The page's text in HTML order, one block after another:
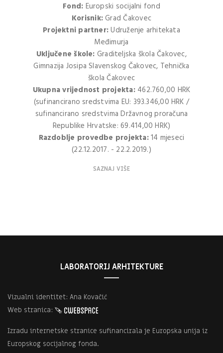
Fond: Europski socijalni fond
Korisnik:Grad Čakovec
Projektni partner:Udruženje arhitekata
Međimurja
Uključene škole: Graditeljska škola Čakovec,
Gimnazija Josipa Slavenskog Čakovec, Tehnička
škola Čakovec
Ukupna vrijednost projekta:462.760,00 HRK
(sufinancirano sredstvima EU: 393.346,00 HRK /
sufinancirano sredstvima Državnog proračuna
Republike Hrvatske: 69.414,00 HRK)
Razdoblje provedbe projekta:14 mjeseci
(22.12.2017. - 22.2.2019.)
SAZNAJ VIŠE
LABORATORIJ ARHITEKTURE
Vizualni identitet: Ana Kovačić
Web stranica:
Izradu internetske stranice sufinancirala je Europska unija iz
Europskog socijalnog fonda.